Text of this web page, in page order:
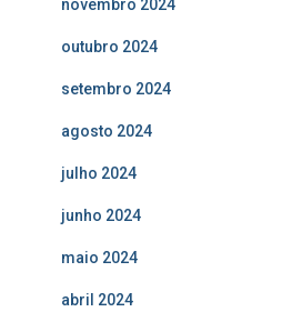
novembro 2024
outubro 2024
setembro 2024
agosto 2024
julho 2024
junho 2024
maio 2024
abril 2024